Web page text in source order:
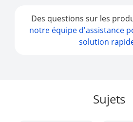
Des questions sur les
notre équipe d'assistance
solution
Sujets